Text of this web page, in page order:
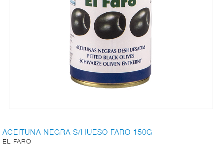
ACEITUNA NEGRA S/HUESO FARO 150G
EL FARO